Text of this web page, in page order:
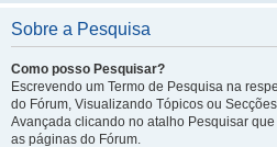
Sobre a Pesquisa
Como posso Pesquisar?
Escrevendo um Termo de Pesquisa na
do Fórum, Visualizando Tópicos ou
Avançada clicando no atalho Pesquisar
as páginas do Fórum.